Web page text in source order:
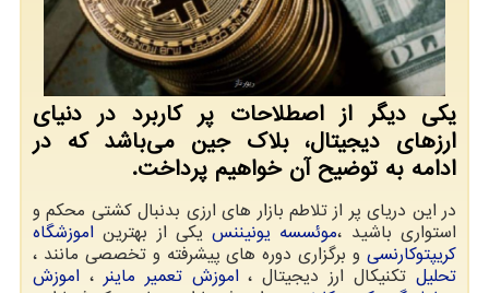
یکی دیگر از اصطلاحات پر کاربرد در دنیای
ارزهای دیجیتال، بلاک جین می‌باشد که در
ادامه به توضیح آن خواهیم پرداخت.
در این دریای پر از تلاطم بازار های ارزی بدنبال کشتی محکم و
استواری باشید ،موئسسه یونیننسیکی از بهترین اموزشگاه
کریپتوکارنسی و برگزاری دوره های پیشرفته و تخصصی مانند ،
تحلیلتکنیکال ارز دیجیتال ، اموزش تعمیر ماینر ، اموزش